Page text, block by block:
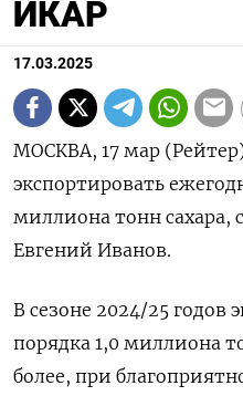
ИКАР
17.03.2025
МОСКВА, 17 мар
экспортировать
миллиона тонн сахара,
Евгений Иванов.
В сезоне 2024/25 годов
порядка 1,0 миллиона
более, при